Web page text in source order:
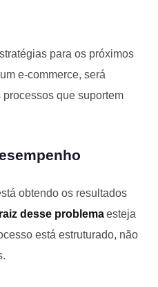
para os próximos
e-commerce, será
que suportem
obtendo os resultados
raiz desse problemaesteja
está estruturado, não